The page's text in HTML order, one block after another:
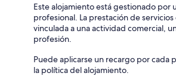
Este alojamiento está gestionado por
profesional. La prestación de
vinculada a una actividad comercial,
profesión.
Puede aplicarse un recargo por cada
la política del alojamiento.